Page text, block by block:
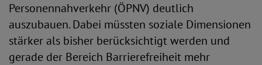
Personennahverkehr (ÖPNV) deutlich
auszubauen. Dabei müssten soziale Dimensionen
stärker als bisher berücksichtigt werden und
gerade der Bereich Barrierefreiheit mehr